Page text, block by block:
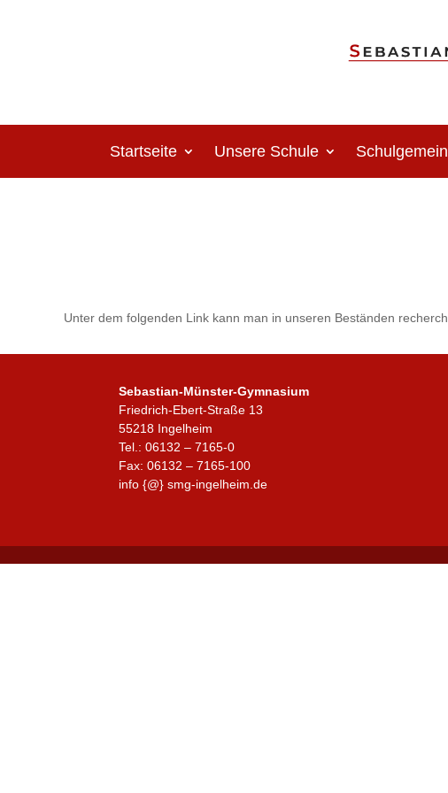
Startseite Unsere Schule
Unter dem folgenden Link kann man in unseren Beständen
Sebastian-Münster-Gymnasium
Friedrich-Ebert-Straße 13
55218 Ingelheim
Tel.: 06132 – 7165-0
Fax: 06132 – 7165-100
info {@} smg-ingelheim.de